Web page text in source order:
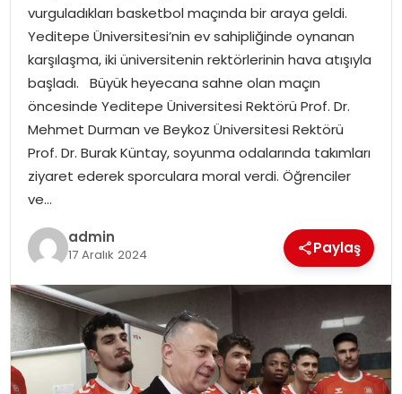
SPOR
EKONOMI
MAGAZIN
DÜNYA
OTOMOBIL
vurguladıkları basketbol maçında bir araya geldi.
Yeditepe Üniversitesi’nin ev sahipliğinde oynanan
karşılaşma, iki üniversitenin rektörlerinin hava atışıyla
başladı. Büyük heyecana sahne olan maçın
öncesinde Yeditepe Üniversitesi Rektörü Prof. Dr.
Mehmet Durman ve Beykoz Üniversitesi Rektörü
Prof. Dr. Burak Küntay, soyunma odalarında takımları
ziyaret ederek sporculara moral verdi. Öğrenciler
ve…
admin
17 Aralık 2024 Paylaş